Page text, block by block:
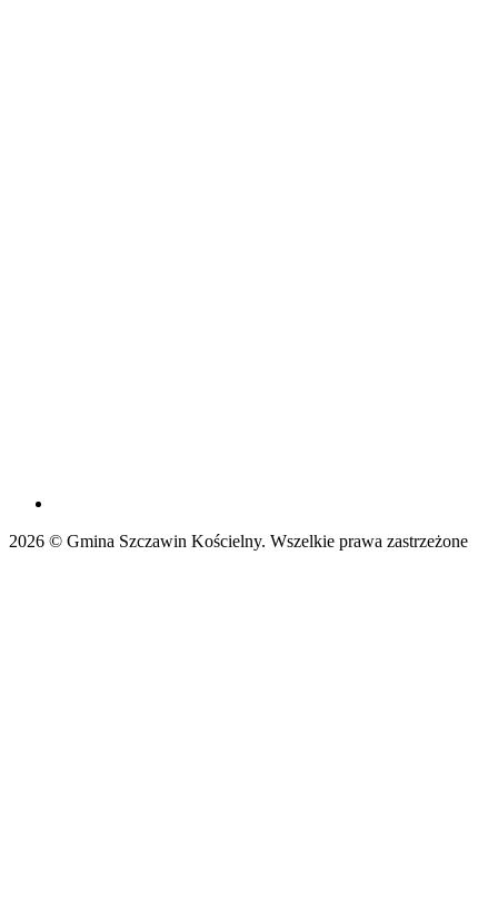
2026 © Gmina Szczawin Kościelny. Wszelkie prawa zastrzeżone